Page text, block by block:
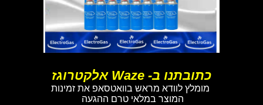
כתובתנו ב- Waze אלקטרוגז
מומלץ לוודא מראש בוואטסאפ את זמינות
המוצר במלאי טרם ההגעה